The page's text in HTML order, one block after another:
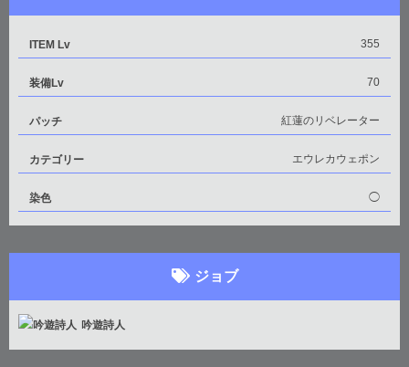
ITEM Lv 355
装備Lv 70
パッチ 紅蓮のリベレーター
カテゴリー エウレカウェポン
染色 ◯
ジョブ
吟遊詩人